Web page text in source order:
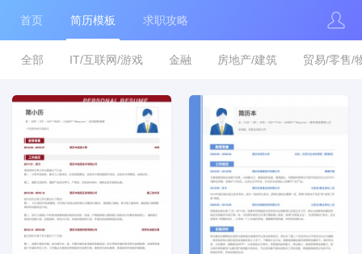
首页 简历模板 求职攻略
全部 IT/互联网/游戏 金融 房地产/建筑 贸易/零售/